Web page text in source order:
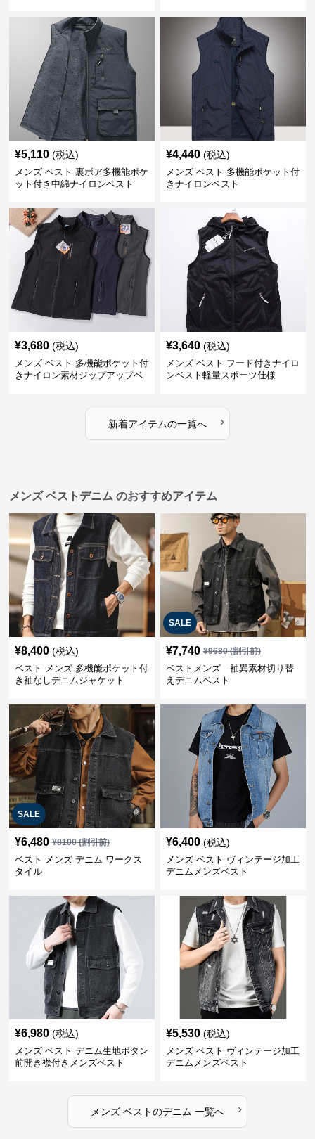
¥5,110 (税込)
メンズ ベスト 裏ボア多機能ポケ
ット付き中綿ナイロンベスト
¥4,440 (税込)
メンズ ベスト 多機能ポケット付
きナイロンベスト
¥3,680 (税込)
メンズ ベスト 多機能ポケット付
きナイロン素材ジップアップベ
¥3,640 (税込)
メンズ ベスト フード付きナイロ
ンベスト軽量スポーツ仕様
新着アイテムの一覧へ ›
メンズ ベストデニム のおすすめアイテム
¥8,400 (税込)
ベスト メンズ 多機能ポケット付
き袖なしデニムジャケット
SALE
¥7,740 ¥9680(割引前)
ベストメンズ 袖異素材切り替
えデニムベスト
SALE
¥6,480 ¥8100(割引前)
ベスト メンズ デニム ワークス
タイル
¥6,400 (税込)
メンズ ベスト ヴィンテージ加工
デニムメンズベスト
¥6,980 (税込)
メンズ ベスト デニム生地ボタン
前開き襟付きメンズベスト
¥5,530 (税込)
メンズ ベスト ヴィンテージ加工
デニムメンズベスト
メンズ ベストのデニム 一覧へ ›